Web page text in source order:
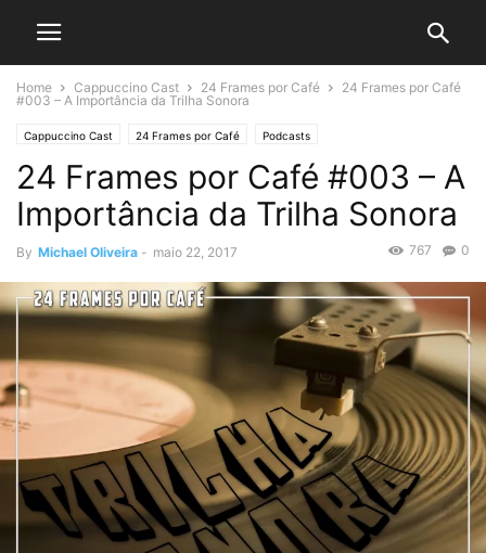
Home Cappuccino Cast 24 Frames por Café
24 Frames por Café
#003 – A Importância da Trilha Sonora
Cappuccino Cast 24 Frames por Café Podcasts
24 Frames por Café #003 – A
Importância da Trilha Sonora
By Michael Oliveira - maio 22, 2017 0
767